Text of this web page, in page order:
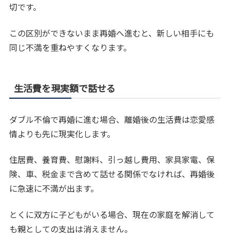
切です。
この区別ができないまま再婚へ進むと、新しい相手にも
同じ不満を重ねやすくなります。
生活費を現実額で話せる
ダブル不倫で再婚に進む場合、離婚後の生活費は恋愛感
情よりも先に現実化します。
住居費、養育費、慰謝料、引っ越し費用、家具家電、保
険、車、税金まで含めて話せる関係でなければ、再婚後
に急速に不満が出ます。
とくに双方に子どもがいる場合、現在の家庭を解消して
も親としての支出は消えません。